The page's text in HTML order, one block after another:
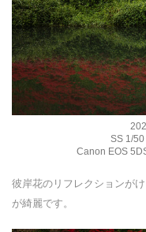
SS 1/
Canon EOS
彼岸花のリフレクションが
が綺麗です。